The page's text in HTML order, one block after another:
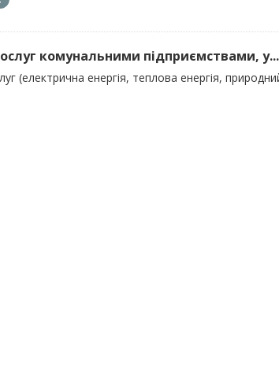
комунальними підприємствами, у...
(електрична енергія, теплова енергія,